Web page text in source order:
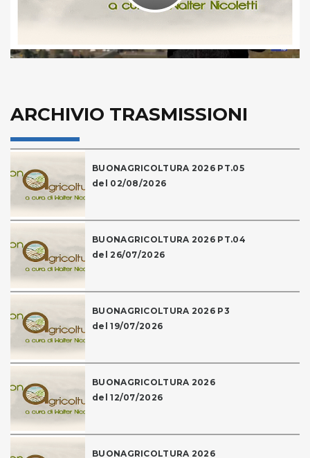
ARCHIVIO TRASMISSIONI
BUONAGRICOLTURA 2026 PT.05
del 02/08/2026
BUONAGRICOLTURA 2026 PT.04
del 26/07/2026
BUONAGRICOLTURA 2026 P3
del 19/07/2026
BUONAGRICOLTURA 2026
del 12/07/2026
BUONAGRICOLTURA 2026